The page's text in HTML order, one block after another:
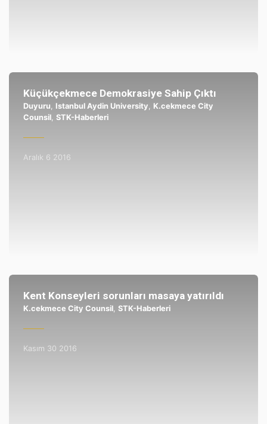
Küçükçekmece Demokrasiye Sahip Çıktı
Duyuru Istanbul Aydin University
K.cekmece City
Counsil, STK-Haberleri
Aralık 6 2016
Kent Konseyleri sorunları masaya yatırıldı
K.cekmece City Counsil, STK-Haberleri
Kasım 30 2016